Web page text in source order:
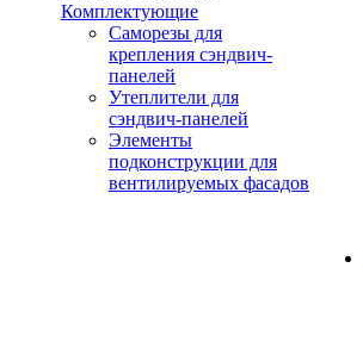
Комплектующие
Саморезы для
крепления сэндвич-
панелей
Утеплители для
сэндвич-панелей
Элементы
подконструкции для
вентилируемых фасадов